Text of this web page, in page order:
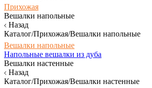
Прихожая
Вешалки напольные
Назад
Каталог/Прихожая/Вешалки напольные
Вешалки напольные
Напольные вешалки из дуба
Вешалки настенные
Назад
Каталог/Прихожая/Вешалки настенные